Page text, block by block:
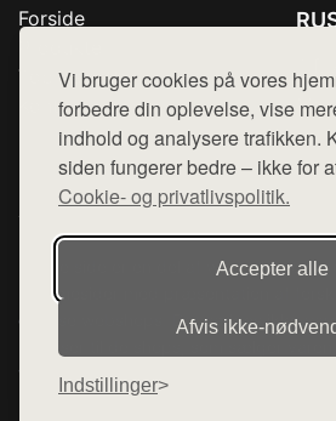
Vi bruger cookies på vores
forbedre din oplevelse, vise
indhold og analysere trafikken.
siden fungerer bedre – ikke for
Cookie- og privatlivspolitik.
Accepter alle
Afvis
Indstillinger
Forside
Top Rabatter
Kontakt
Denne side er en del af want.dk, der
hjemmesider med præsentation af
diverse webshops. Der sælges ikke
varerne på lager.